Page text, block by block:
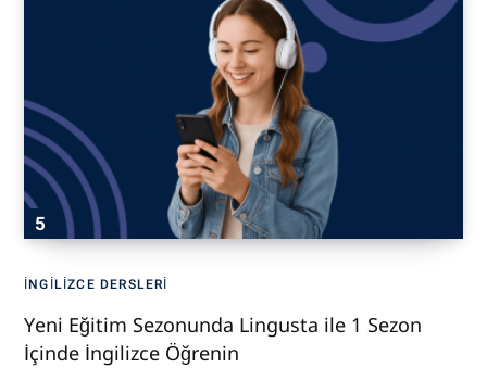
İNGILIZCE DERSLERI
Yeni Eğitim Sezonunda Lingusta ile 1 Sezon
İçinde İngilizce Öğrenin